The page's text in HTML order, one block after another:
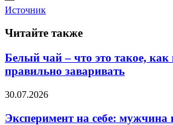
Источник
Читайте также
Белый чай – что это такое,
правильно заваривать
30.07.2026
Эксперимент на себе: мужчина